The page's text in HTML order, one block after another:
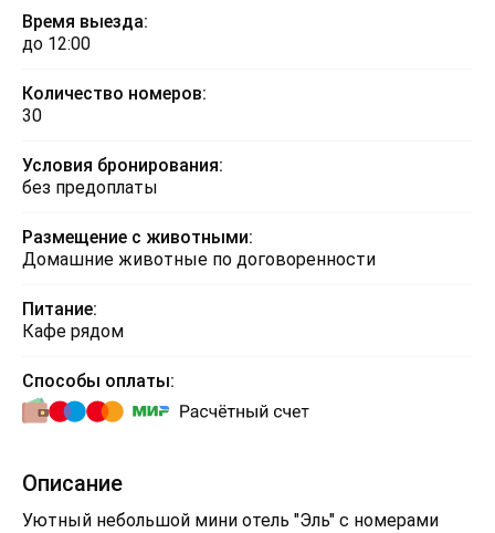
Время выезда:
до 12:00
Количество номеров:
30
Условия бронирования:
без предоплаты
Размещение с животными:
Домашние животные по договоренности
Питание:
Кафе рядом
Способы оплаты:
Описание
Уютный небольшой мини отель "Эль" с номерами